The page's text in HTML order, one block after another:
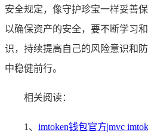
安全规定，像守护珍宝一样妥善
以确保资产的安全，要不断学习
识，持续提高自己的风险意识和
中稳健前行。
相关阅读：
1、 imtoken钱包官方|mvc